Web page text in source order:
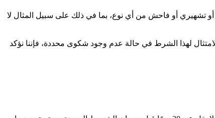
أو تشهيري أو فاحش من أي نوع، بما في ذلك على سبيل المثال لا
لهذا الشرط في حالة عدم وجود شكوى محددة، فإننا نؤكد